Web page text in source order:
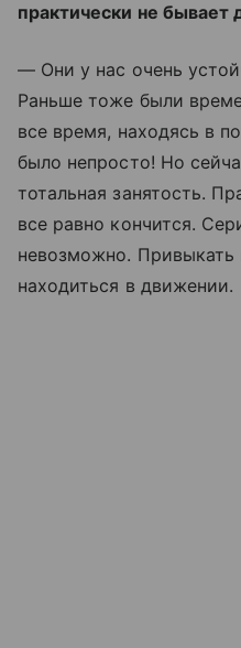
практически не бывает
— Они у нас очень
Раньше тоже были
все время, находясь в
было непросто! Но
тотальная занятость.
все равно кончится.
невозможно. Привыкать
находиться в движении.